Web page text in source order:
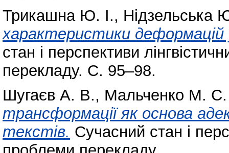
Трикашна Ю. І., Нідзельська
характеристики деформацій
стан і перспективи
перекладу. С. 95–98.
Шугаєв А. В., Мальченко М. С.
трансформації як основа
текстів. Сучасний стан і